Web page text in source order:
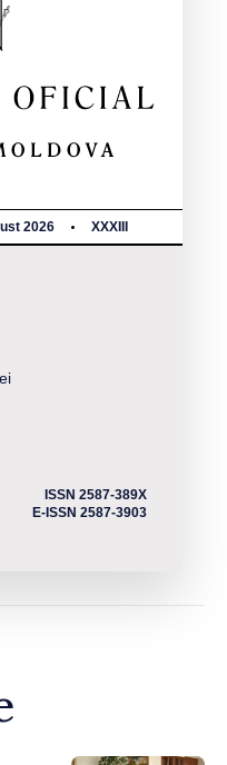
2026 XXXIII
ISSN 2587-389X
E-ISSN 2587-3903